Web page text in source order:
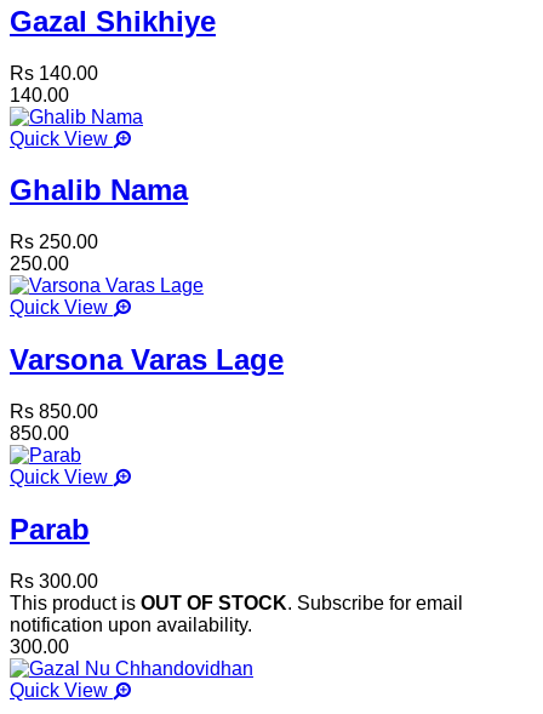
Gazal Shikhiye
Rs 140.00
140.00
Quick View
Ghalib Nama
Rs 250.00
250.00
Quick View
Varsona Varas Lage
Rs 850.00
850.00
Quick View
Parab
Rs 300.00
This product is OUT OF STOCK. Subscribe for email
notification upon availability.
300.00
Quick View